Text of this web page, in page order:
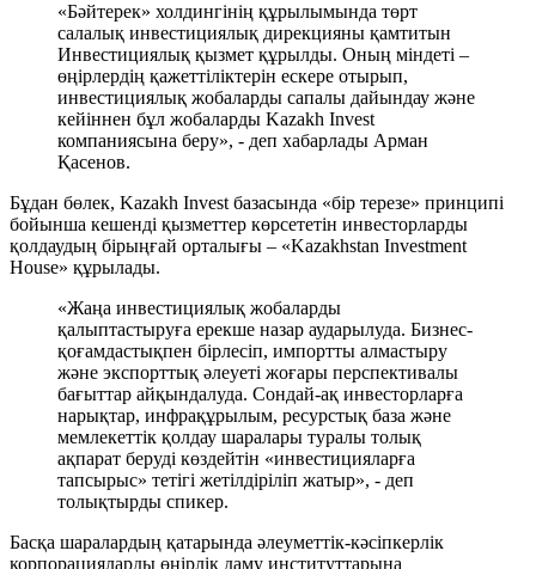
«Бәйтерек» холдингінің құрылымында төрт
салалық инвестициялық дирекцияны қамтитын
Инвестициялық қызмет құрылды. Оның міндеті –
өңірлердің қажеттіліктерін ескере отырып,
инвестициялық жобаларды сапалы дайындау және
кейіннен бұл жобаларды Kazakh Invest
компаниясына беру», - деп хабарлады Арман
Қасенов.
Бұдан бөлек, Kazakh Invest базасында «бір терезе» принципі
бойынша кешенді қызметтер көрсететін инвесторларды
қолдаудың бірыңғай орталығы – «Kazakhstan Investment
House» құрылады.
«Жаңа инвестициялық жобаларды
қалыптастыруға ерекше назар аударылуда. Бизнес-
қоғамдастықпен бірлесіп, импортты алмастыру
және экспорттық әлеуеті жоғары перспективалы
бағыттар айқындалуда. Сондай-ақ инвесторларға
нарықтар, инфрақұрылым, ресурстық база және
мемлекеттік қолдау шаралары туралы толық
ақпарат беруді көздейтін «инвестицияларға
тапсырыс» тетігі жетілдіріліп жатыр», - деп
толықтырды спикер.
Басқа шаралардың қатарында әлеуметтік-кәсіпкерлік
корпорацияларды өңірлік даму институттарына